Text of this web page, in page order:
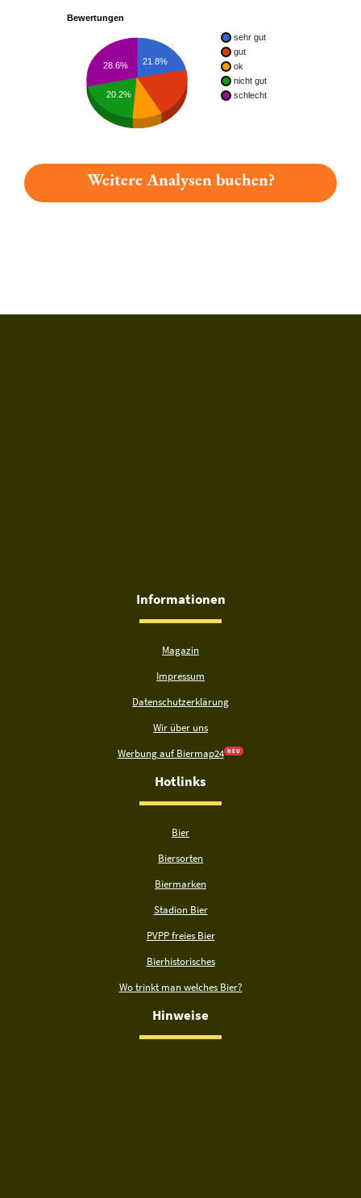
Bewertungen
sehr gut
gut
ok
nicht gut
schlecht
21.8%
28.6%
20.2%
Weitere Analysen buchen?
Informationen
Magazin
Impressum
Datenschutzerklärung
Wir über uns
Werbung auf Biermap24 N E U
Hotlinks
Bier
Biersorten
Biermarken
Stadion Bier
PVPP freies Bier
Bierhistorisches
Wo trinkt man welches Bier?
Hinweise